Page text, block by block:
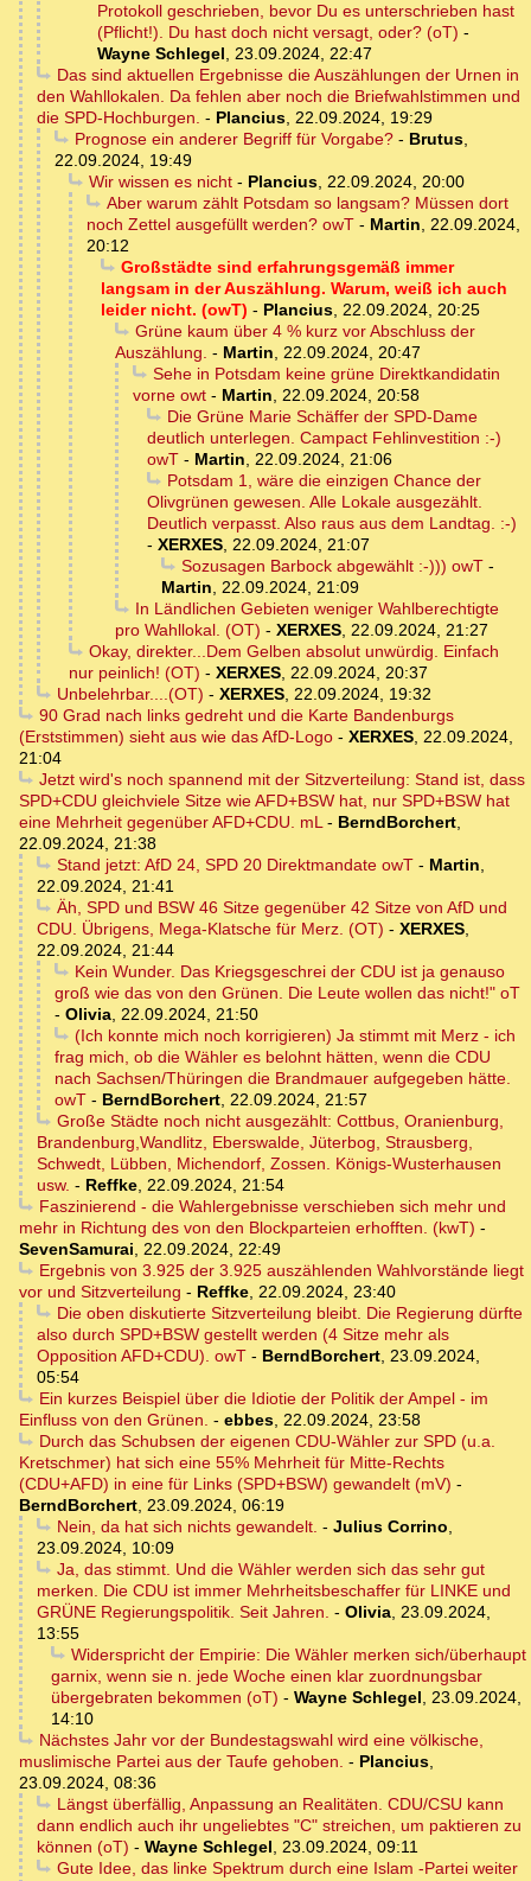
Protokoll geschrieben, bevor Du es unterschrieben hast
(Pflicht!). Du hast doch nicht versagt, oder? (oT) -
Wayne Schlegel, 23.09.2024, 22:47
Das sind aktuellen Ergebnisse die Auszählungen der Urnen in
den Wahllokalen. Da fehlen aber noch die Briefwahlstimmen und
die SPD-Hochburgen. - Plancius, 22.09.2024, 19:29
Prognose ein anderer Begriff für Vorgabe?- Brutus,
22.09.2024, 19:49
Wir wissen es nicht- Plancius, 22.09.2024, 20:00
Aber warum zählt Potsdam so langsam? Müssen dort
noch Zettel ausgefüllt werden? owT - Martin, 22.09.2024,
20:12
Großstädte sind erfahrungsgemäß immer
langsam in der Auszählung. Warum, weiß ich auch
leider nicht. (owT) - Plancius, 22.09.2024, 20:25
Grüne kaum über 4 % kurz vor Abschluss der
Auszählung. - Martin, 22.09.2024, 20:47
Sehe in Potsdam keine grüne Direktkandidatin
vorne owt - Martin, 22.09.2024, 20:58
Die Grüne Marie Schäffer der SPD-Dame
deutlich unterlegen. Campact Fehlinvestition :-)
owT - Martin, 22.09.2024, 21:06
Potsdam 1, wäre die einzigen Chance der
Olivgrünen gewesen. Alle Lokale ausgezählt.
Deutlich verpasst. Also raus aus dem Landtag. :-)
- XERXES, 22.09.2024, 21:07
Sozusagen Barbock abgewählt :-))) owT-
Martin, 22.09.2024, 21:09
In Ländlichen Gebieten weniger Wahlberechtigte
pro Wahllokal. (OT) - XERXES, 22.09.2024, 21:27
Okay, direkter...Dem Gelben absolut unwürdig. Einfach
nur peinlich! (OT) - XERXES, 22.09.2024, 20:37
Unbelehrbar....(OT) - XERXES, 22.09.2024, 19:32
90 Grad nach links gedreht und die Karte Bandenburgs
(Erststimmen) sieht aus wie das AfD-Logo - XERXES, 22.09.2024,
21:04
Jetzt wird's noch spannend mit der Sitzverteilung: Stand ist, dass
SPD+CDU gleichviele Sitze wie AFD+BSW hat, nur SPD+BSW hat
eine Mehrheit gegenüber AFD+CDU. mL- BerndBorchert,
22.09.2024, 21:38
Stand jetzt: AfD 24, SPD 20 Direktmandate owT- Martin,
22.09.2024, 21:41
Äh, SPD und BSW 46 Sitze gegenüber 42 Sitze von AfD und
CDU. Übrigens, Mega-Klatsche für Merz. (OT) - XERXES,
22.09.2024, 21:44
Kein Wunder. Das Kriegsgeschrei der CDU ist ja genauso
groß wie das von den Grünen. Die Leute wollen das nicht!" oT
- Olivia, 22.09.2024, 21:50
(Ich konnte mich noch korrigieren) Ja stimmt mit Merz - ich
frag mich, ob die Wähler es belohnt hätten, wenn die CDU
nach Sachsen/Thüringen die Brandmauer aufgegeben hätte.
owT - BerndBorchert, 22.09.2024, 21:57
Große Städte noch nicht ausgezählt: Cottbus, Oranienburg,
Brandenburg,Wandlitz, Eberswalde, Jüterbog, Strausberg,
Schwedt, Lübben, Michendorf, Zossen. Königs-Wusterhausen
usw. - Reffke, 22.09.2024, 21:54
Faszinierend - die Wahlergebnisse verschieben sich mehr und
mehr in Richtung des von den Blockparteien erhofften. (kwT) -
SevenSamurai, 22.09.2024, 22:49
Ergebnis von 3.925 der 3.925 auszählenden Wahlvorstände liegt
vor und Sitzverteilung - Reffke, 22.09.2024, 23:40
Die oben diskutierte Sitzverteilung bleibt. Die Regierung dürfte
also durch SPD+BSW gestellt werden (4 Sitze mehr als
Opposition AFD+CDU). owT - BerndBorchert, 23.09.2024,
05:54
Ein kurzes Beispiel über die Idiotie der Politik der Ampel - im
Einfluss von den Grünen. - ebbes, 22.09.2024, 23:58
Durch das Schubsen der eigenen CDU-Wähler zur SPD (u.a.
Kretschmer) hat sich eine 55% Mehrheit für Mitte-Rechts
(CDU+AFD) in eine für Links (SPD+BSW) gewandelt (mV) -
BerndBorchert, 23.09.2024, 06:19
Nein, da hat sich nichts gewandelt. - Julius Corrino,
23.09.2024, 10:09
Ja, das stimmt. Und die Wähler werden sich das sehr gut
merken. Die CDU ist immer Mehrheitsbeschaffer für LINKE und
GRÜNE Regierungspolitik. Seit Jahren. - Olivia, 23.09.2024,
13:55
Widerspricht der Empirie: Die Wähler merken sich/überhaupt
garnix, wenn sie n. jede Woche einen klar zuordnungsbar
übergebraten bekommen (oT) - Wayne Schlegel, 23.09.2024,
14:10
Nächstes Jahr vor der Bundestagswahl wird eine völkische,
muslimische Partei aus der Taufe gehoben. - Plancius,
23.09.2024, 08:36
Längst überfällig, Anpassung an Realitäten. CDU/CSU kann
dann endlich auch ihr ungeliebtes "C" streichen, um paktieren zu
können (oT) - Wayne Schlegel, 23.09.2024, 09:11
Gute Idee, das linke Spektrum durch eine Islam -Partei weiter